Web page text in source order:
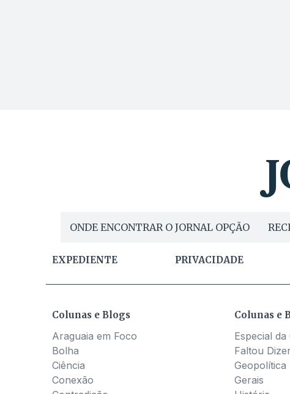
ONDE ENCONTRAR O JORNAL OPÇÃO
EXPEDIENTE PRIVACIDADE
Colunas e Blogs
Araguaia em Foco
Bolha
Ciência
Conexão
Colunas e
Especial
Faltou Dizer
Geopolítica
Gerais